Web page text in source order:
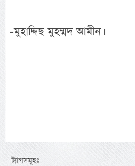
-মুহাদ্দিছ মুহম্মদ আমীন।
ট্যাগসমূহঃ